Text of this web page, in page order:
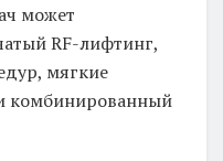
может
RF-лифтинг,
мягкие
комбинированный